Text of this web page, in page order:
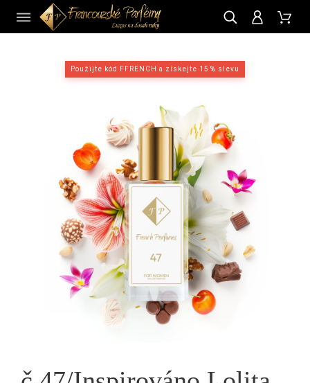
Použijte kód FFRENCH a získejte 15 % slevu
CZ